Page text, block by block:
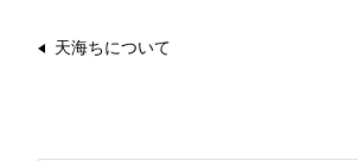
天海ちについて